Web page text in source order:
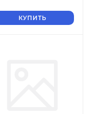
КУПИТЬ